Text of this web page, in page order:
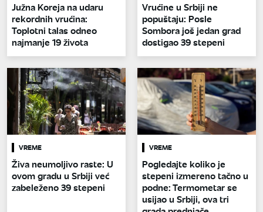
Južna Koreja na udaru
rekordnih vrućina:
Toplotni talas odneo
najmanje 19 života
Vrućine u Srbiji ne
popuštaju: Posle
Sombora još jedan grad
dostigao 39 stepeni
VREME
Živa neumoljivo raste: U
ovom gradu u Srbiji već
zabeleženo 39 stepeni
VREME
Pogledajte koliko je
stepeni izmereno tačno u
podne: Termometar se
usijao u Srbiji, ova tri